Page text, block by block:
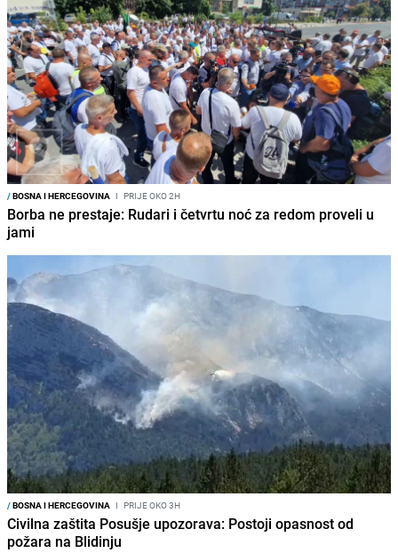
/BOSNA I HERCEGOVINA I PRIJE OKO 2H
Borba ne prestaje: Rudari i četvrtu noć za redom proveli u
jami
/BOSNA I HERCEGOVINA I PRIJE OKO 3H
Civilna zaštita Posušje upozorava: Postoji opasnost od
požara na Blidinju